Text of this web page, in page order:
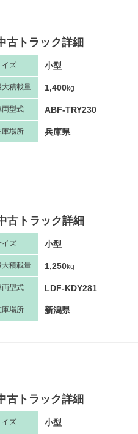
古トラック詳細
イズ 小型
大積載量 1,400kg
両型式 ABF-TRY230
庫場所 兵庫県
古トラック詳細
イズ 小型
大積載量 1,250kg
両型式 LDF-KDY281
庫場所 新潟県
古トラック詳細
イズ 小型